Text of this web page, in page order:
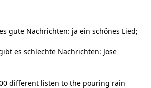
gute Nachrichten: ja ein schönes Lied;
es schlechte Nachrichten: Jose
different listen to the pouring rain